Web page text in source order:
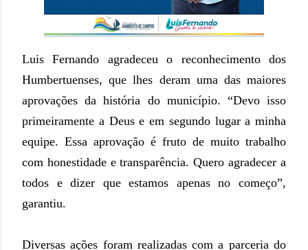
Luis Fernando agradeceu o reconhecimento dos
Humbertuenses, que lhes deram uma das maiores
aprovações da história do município. “Devo isso
primeiramente a Deus e em segundo lugar a minha
equipe. Essa aprovação é fruto de muito trabalho
com honestidade e transparência. Quero agradecer a
todos e dizer que estamos apenas no começo”,
garantiu.
Diversas ações foram realizadas com a parceria do